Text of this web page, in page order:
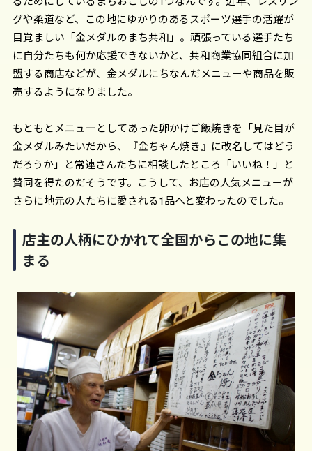
グや柔道など、この地にゆかりのあるスポーツ選手の活躍が
目覚ましい「金メダルのまち共和」。頑張っている選手たち
に自分たちも何か応援できないかと、共和商業協同組合に加
盟する商店などが、金メダルにちなんだメニューや商品を販
売するようになりました。
もともとメニューとしてあった卵かけご飯焼きを「見た目が
金メダルみたいだから、『金ちゃん焼き』に改名してはどう
だろうか」と常連さんたちに相談したところ「いいね！」と
賛同を得たのだそうです。こうして、お店の人気メニューが
さらに地元の人たちに愛される1品へと変わったのでした。
店主の人柄にひかれて全国からこの地に集
まる